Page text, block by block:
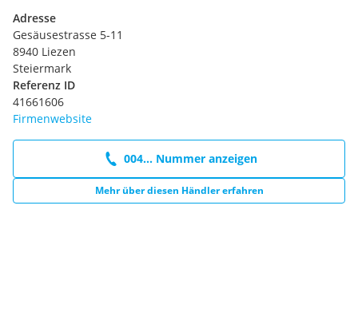
Adresse
Gesäusestrasse 5-11
8940 Liezen
Steiermark
Referenz ID
41661606
Firmenwebsite
004... Nummer anzeigen
Mehr über diesen Händler erfahren